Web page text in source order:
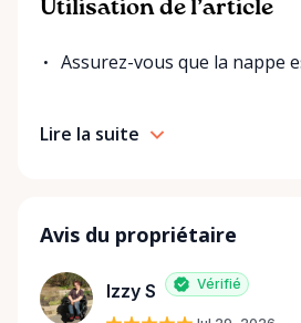
Utilisation de l’article
Assurez-vous que la nappe
Lire la suite
Avis du propriétaire
Izzy S Vérifié